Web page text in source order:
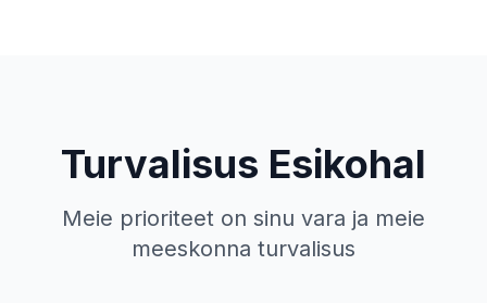
Turvalisus Esikohal
Meie prioriteet on sinu vara ja meie
meeskonna turvalisus